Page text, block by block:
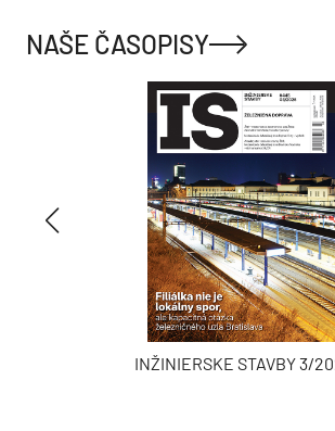
NAŠE ČASOPISY
INŽINIERSKE STAVBY 3/